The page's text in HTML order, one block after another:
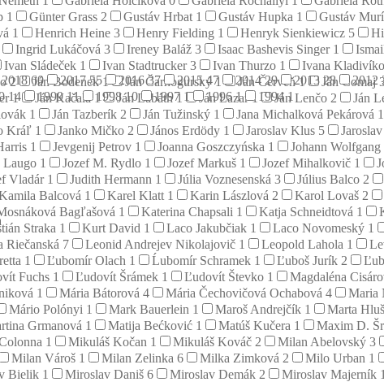
1 Günter Grass 2 Gustáv Hrbat 1 Gustáv Hupka 1 Gustáv
1 Henrich Heine 3 Henry Fielding 1 Henryk Sienkiewicz 5
Ingrid Lukáčová 3 Ireney Baláž 3 Isaac Bashevis Singer 1
Ivan Sládeček 1 Ivan Stadtrucker3 Ivan Thurzo 1 Ivana
2 Ján Bodenek1 Ján Čarnogurský1 Ján Červeň1 Ján Čomaj
1 Ján Kačala1 Ján Labáth1 Ján Lazar1 Ján Lenčo 2 Ján
1 Ján Tazberík 2 Ján Tužinský 1 Jana Michalková Pekárová 1
Kráľ 1 Janko Mičko 2 János Erdödy 1 Jaroslav Klus 5
1 Jevgenij Petrov 1 Joanna Goszczyńska 1 Johann Wolfgang
Laugo 1 Jozef M. Rydlo 1 Jozef Markuš 1 Jozef Mihalkovič 1
Vladár 1 Judith Hermann 1 Júlia Voznesenská 3 Július Balco 2
Balcová 1 Karel Klatt 1 Karin Lászlová 2 Karol Lovaš 2
Bagľašová 1 Katerina Chapsali 1 Katja Schneidtová 1
Straka 1 Kurt David 1 Laco Jakubčiak 1 Laco Novomeský 1
Riečanská 7 Leonid Andrejev Nikolajovič 1 Leopold Lahola 1
1 Ľubomír Olach 1 Ĺubomír Schramek 1 Ľuboš Jurík 2
Fuchs 1 Ľudovít Šrámek 1 Ľudovít Števko 1 Magdaléna
1 Mária Bátorová 4 Mária Čechovičová Ochabová 4 Maria
Mário Polónyi 1 Mark Bauerlein 1 Maroš Andrejčík 1 Marta
Grmanová 1 Matija Bećković 1 Matúš Kučera 1 Maxim D.
1 Mikuláš Kočan 1 Mikuláš Kováč 2 Milan Abelovský 3
Milan Vároš 1 Milan Zelinka 6 Milka Zimková 2 Milo Urban 1
Bielik 1 Miroslav Daniš 6 Miroslav Demák 2 Miroslav Majerník 1
201860 201755 201637 201547 201429 2013 28 2012
14 199911 199810 1997 1 19961 19941